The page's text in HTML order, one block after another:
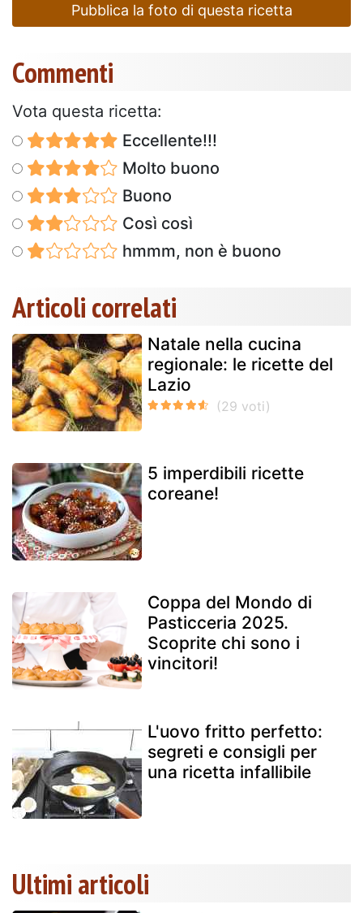
Pubblica la foto di questa ricetta
Commenti
Vota questa ricetta:
Eccellente!!!
Molto buono
Buono
Così così
hmmm, non è buono
Articoli correlati
Natale nella cucina
regionale: le ricette del
Lazio
5 imperdibili ricette
coreane!
Coppa del Mondo di
Pasticceria 2025.
Scoprite chi sono i
vincitori!
L'uovo fritto perfetto:
segreti e consigli per
una ricetta infallibile
Ultimi articoli